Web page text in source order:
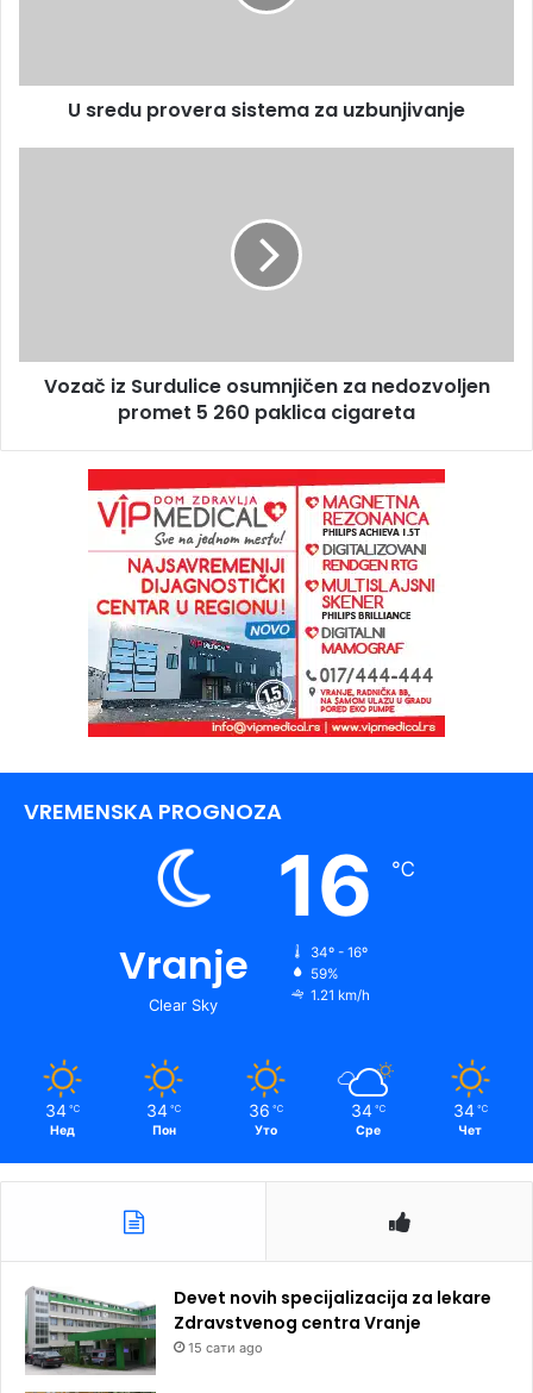
U sredu provera sistema za uzbunjivanje
Vozač iz Surdulice osumnjičen za nedozvoljen
promet 5 260 paklica cigareta
VREMENSKA PROGNOZA
Vranje
Clear Sky
16 ℃
34º - 16º
59%
1.21 km/h
34 ℃
Нед
34 ℃
Пон
36 ℃
Уто
34 ℃
Сре
34 ℃
Чет
Devet novih specijalizacija za lekare
Zdravstvenog centra Vranje
15 сати ago